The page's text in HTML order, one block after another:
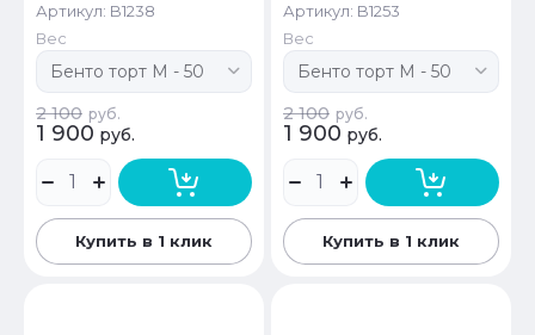
Артикул: B1238
Вес
2 100 руб.
1 900 руб.
Купить в 1 клик
Артикул: B1253
Вес
2 100 руб.
1 900 руб.
Купить в 1 клик